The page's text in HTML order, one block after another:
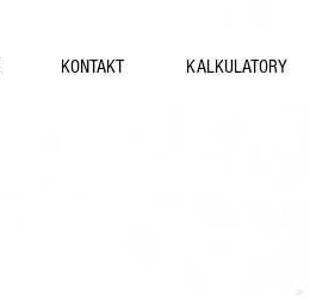
KONTAKT KALKULATORY